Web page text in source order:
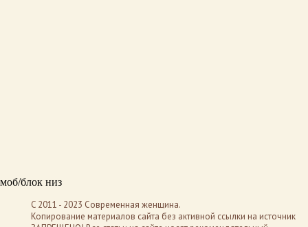
моб/блок низ
C 2011 - 2023 Современная женщина.
Копирование материалов сайта без активной ссылки на источник